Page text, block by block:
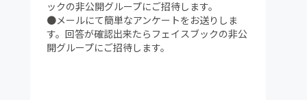
ックの非公開グループにご招待します。
●メールにて簡単なアンケートをお送りしま
す。回答が確認出来たらフェイスブックの非公
開グループにご招待します。